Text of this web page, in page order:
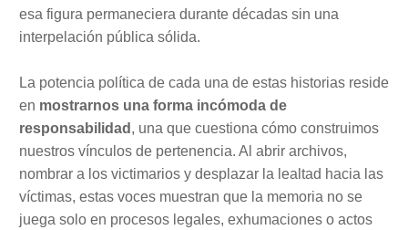
esa figura permaneciera durante décadas sin una
interpelación pública sólida.
La potencia política de cada una de estas historias reside
en mostrarnos una forma incómoda de
responsabilidad , una que cuestiona cómo construimos
nuestros vínculos de pertenencia. Al abrir archivos,
nombrar a los victimarios y desplazar la lealtad hacia las
víctimas, estas voces muestran que la memoria no se
juega solo en procesos legales, exhumaciones o actos